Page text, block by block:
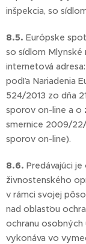
inšpekcia, so
8.5. Európske
so sídlom Mlynské
internetová
podľa Nariadenia
524/2013 zo dňa
sporov on-line a o
smernice 2009/
sporov on-line).
8.6. Predávajúci
živnostenského
v rámci svojej
nad oblasťou
ochranu osobných
vykonáva vo